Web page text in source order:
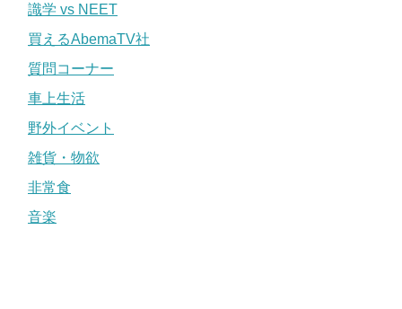
識学 vs NEET
買えるAbemaTV社
質問コーナー
車上生活
野外イベント
雑貨・物欲
非常食
音楽